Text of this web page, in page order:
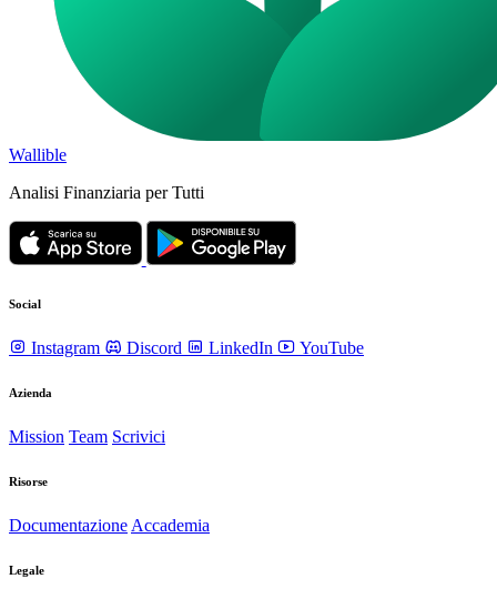
Wallible
Analisi Finanziaria per Tutti
Social
Instagram Discord LinkedIn YouTube
Azienda
Mission Team Scrivici
Risorse
Documentazione Accademia
Legale